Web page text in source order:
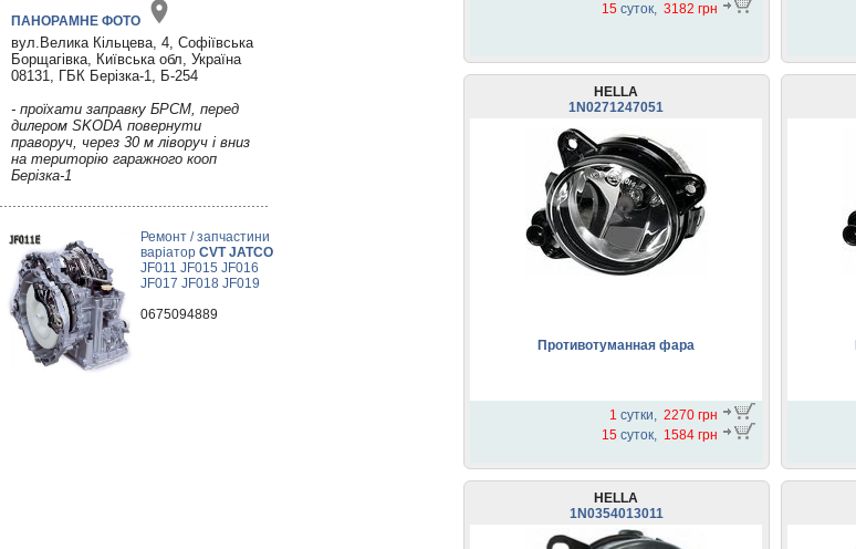
ПАНОРАМНЕ ФОТО
вул.Велика Кільцева, 4, Софіївська
Борщагівка, Київська обл, Україна
08131, ГБК Берізка-1, Б-254
- проїхати заправку БРСМ, перед
дилером SKODA повернути
праворуч, через 30 м ліворуч і вниз
на територію гаражного кооп
Берізка-1
Ремонт / запчастини
варіатор CVT JATCO
JF011 JF015 JF016
JF017 JF018 JF019
0675094889
15суток, 3182 грн
HELLA
1N0271247051
Противотуманная фара
1 сутки, 2270 грн
15суток, 1584 грн
HELLA
1N0354013011